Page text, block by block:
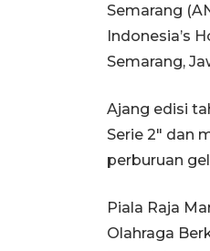
Semarang
Indonesia’s
Semarang,
Ajang edisi
Serie 2" dan
perburuan
Piala Raja
Olahraga